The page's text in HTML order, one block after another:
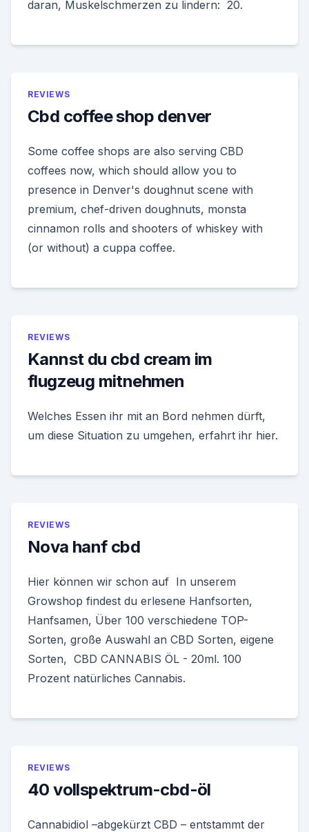
daran, Muskelschmerzen zu lindern: 20.
REVIEWS
Cbd coffee shop denver
Some coffee shops are also serving CBD
coffees now, which should allow you to
presence in Denver's doughnut scene with
premium, chef-driven doughnuts, monsta
cinnamon rolls and shooters of whiskey with
(or without) a cuppa coffee.
REVIEWS
Kannst du cbd cream im
flugzeug mitnehmen
Welches Essen ihr mit an Bord nehmen dürft,
um diese Situation zu umgehen, erfahrt ihr hier.
REVIEWS
Nova hanf cbd
Hier können wir schon auf In unserem
Growshop findest du erlesene Hanfsorten,
Hanfsamen, Über 100 verschiedene TOP-
Sorten, große Auswahl an CBD Sorten, eigene
Sorten, CBD CANNABIS ÖL - 20ml. 100
Prozent natürliches Cannabis.
REVIEWS
40 vollspektrum-cbd-öl
Cannabidiol –abgekürzt CBD – entstammt der